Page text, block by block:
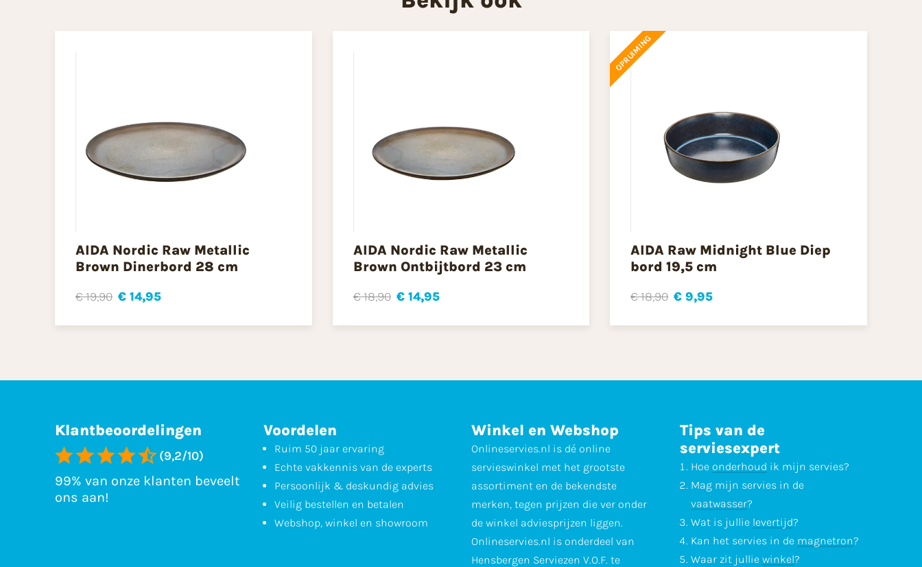
AIDA Nordic Raw Metallic
Brown Dinerbord 28 cm
€ 19,90 € 14,95
AIDA Nordic Raw Metallic
Brown Ontbijtbord 23 cm
€ 18,90 € 14,95
OPRUIMING
AIDA Raw Midnight Blue Diep
bord 19,5 cm
€ 18,90 € 9,95
Klantbeoordelingen
(9,2/10)
99% van onze klanten beveelt
ons aan!
Voordelen
Ruim 50 jaar ervaring
Echte vakkennis van de experts
Persoonlijk & deskundig advies
Veilig bestellen en betalen
Webshop, winkel en showroom
Winkel en Webshop
Onlineservies.nl is dé online
servieswinkel met het grootste
assortiment en de bekendste
merken, tegen prijzen die ver onder
de winkel adviesprijzen liggen.
Onlineservies.nl is onderdeel van
Hensbergen Serviezen V.O.F. te
Tips van de
serviesexpert
Hoe onderhoud ik mijn servies?
Mag mijn servies in de
vaatwasser?
Wat is jullie levertijd?
Kan het servies in de magnetron?
Waar zit jullie winkel?